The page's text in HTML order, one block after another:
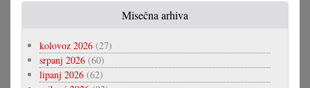
Misečna arhiva
kolovoz 2026 (27)
srpanj 2026 (60)
lipanj 2026 (62)